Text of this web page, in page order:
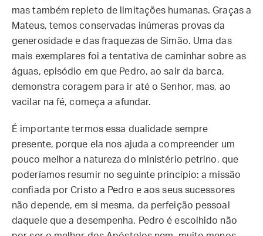
mas também repleto de limitações humanas. Graças a
Mateus, temos conservadas inúmeras provas da
generosidade e das fraquezas de Simão. Uma das
mais exemplares foi a tentativa de caminhar sobre as
águas, episódio em que Pedro, ao sair da barca,
demonstra coragem para ir até o Senhor, mas, ao
vacilar na fé, começa a afundar.
É importante termos essa dualidade sempre
presente, porque ela nos ajuda a compreender um
pouco melhor a natureza do ministério petrino, que
poderíamos resumir no seguinte princípio: a missão
confiada por Cristo a Pedro e aos seus sucessores
não depende, em si mesma, da perfeição pessoal
daquele que a desempenha. Pedro é escolhido não